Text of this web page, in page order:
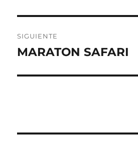
SIGUIENTE
Entrada
MARATON SAFARI